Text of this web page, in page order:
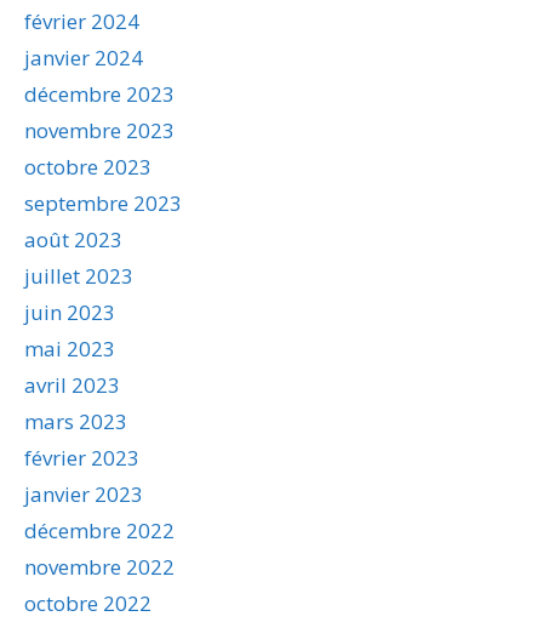
février 2024
janvier 2024
décembre 2023
novembre 2023
octobre 2023
septembre 2023
août 2023
juillet 2023
juin 2023
mai 2023
avril 2023
mars 2023
février 2023
janvier 2023
décembre 2022
novembre 2022
octobre 2022